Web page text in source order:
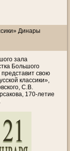
Динары
зала
Большого
свою
классики»,
С.В.
170-летие